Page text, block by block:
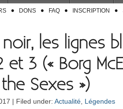
DONS FAQ INSCRIPTION
noir, les lignes
et 3 (« Borg
Sexes »)
| Filed under: Actualité Légendes